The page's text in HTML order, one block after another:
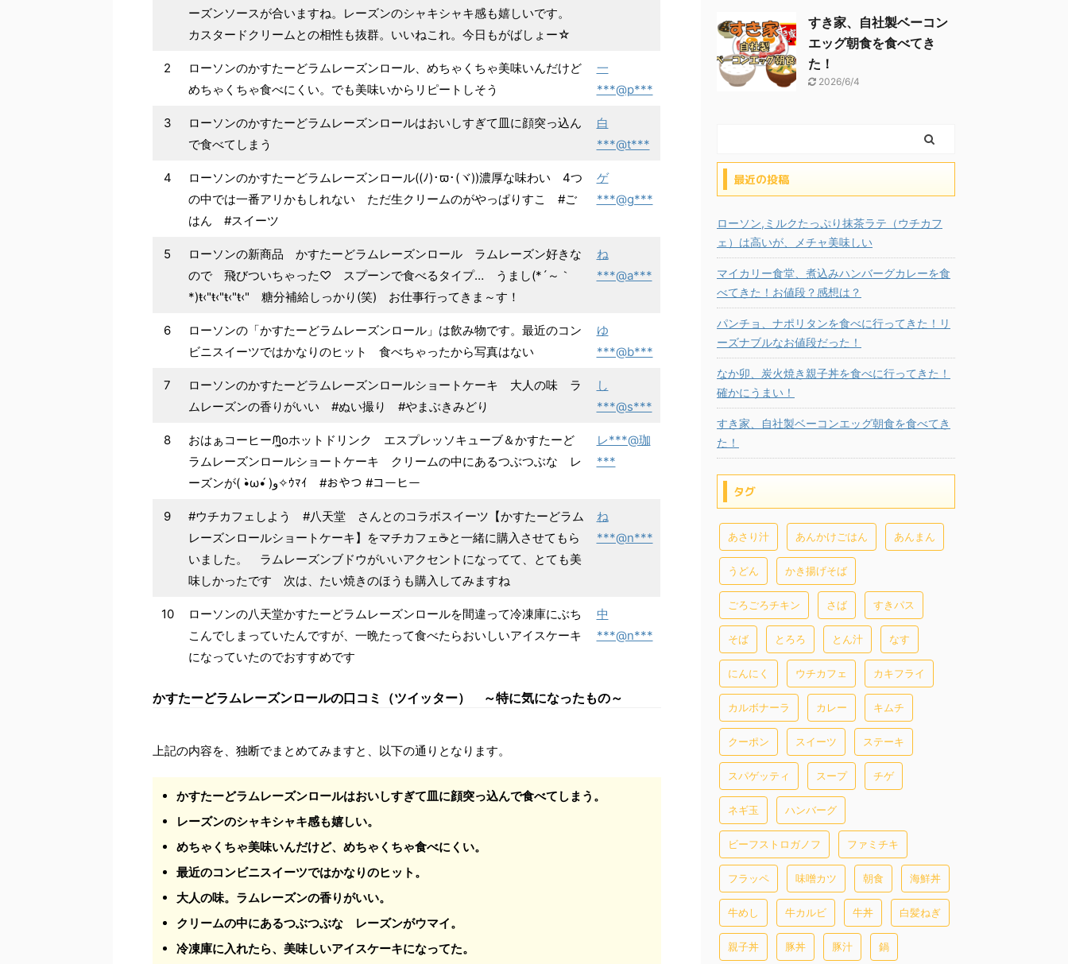
ーズンソースが合いますね。レーズンのシャキシャキ感も嬉しいです。
カスタードクリームとの相性も抜群。いいねこれ。今日もがばしょー☆
2
ローソンのかすたーどラムレーズンロール、めちゃくちゃ美味いんだけど
めちゃくちゃ食べにくい。でも美味いからリピートしそう
一
***@p***
3
ローソンのかすたーどラムレーズンロールはおいしすぎて皿に顔突っ込ん
で食べてしまう
白
***@t***
4
ローソンのかすたーどラムレーズンロール((ﾉ)･ϖ･(ヾ))濃厚な味わい 4つ
の中では一番アリかもしれない ただ生クリームのがやっぱりすこ #ご
はん #スイーツ
ゲ
***@g***
5
ローソンの新商品 かすたーどラムレーズンロール ラムレーズン好きな
ので 飛びついちゃった♡ スプーンで食べるタイプ… うまし(*´～｀
*)ŧ‹"ŧ‹"ŧ‹"ŧ‹" 糖分補給しっかり(笑) お仕事行ってきま～す！
ね
***@a***
6
ローソンの「かすたーどラムレーズンロール」は飲み物です。最近のコン
ビニスイーツではかなりのヒット 食べちゃったから写真はない
ゆ
***@b***
7
ローソンのかすたーどラムレーズンロールショートケーキ 大人の味 ラ
ムレーズンの香りがいい #ぬい撮り #やまぶきみどり
し
***@s***
8
おはぁコーヒーᙏ̤̫͚oホットドリンク エスプレッソキューブ＆かすたーど
ラムレーズンロールショートケーキ クリームの中にあるつぶつぶな レ
ーズンが( •̀ω•́ )و✧ｳﾏｲ #おやつ #コーヒー
レ***@珈
***
9
#ウチカフェしよう #八天堂 さんとのコラボスイーツ【かすたーどラム
レーズンロールショートケーキ】をマチカフェ☕と一緒に購入させてもら
いました。 ラムレーズンブドウがいいアクセントになってて、とても美
味しかったです 次は、たい焼きのほうも購入してみますね
ね
***@n***
10
ローソンの八天堂かすたーどラムレーズンロールを間違って冷凍庫にぶち
こんでしまっていたんですが、一晩たって食べたらおいしいアイスケーキ
になっていたのでおすすめです
中
***@n***
かすたーどラムレーズンロールの口コミ（ツイッター） ～特に気になったもの～
上記の内容を、独断でまとめてみますと、以下の通りとなります。
かすたーどラムレーズンロールはおいしすぎて皿に顔突っ込んで食べてしまう。
レーズンのシャキシャキ感も嬉しい。
めちゃくちゃ美味いんだけど、めちゃくちゃ食べにくい。
最近のコンビニスイーツではかなりのヒット。
大人の味。ラムレーズンの香りがいい。
クリームの中にあるつぶつぶな レーズンがウマイ。
冷凍庫に入れたら、美味しいアイスケーキになってた。
すき家、自社製ベーコン
エッグ朝食を食べてき
た！
2026/6/4
最近の投稿
ローソン,ミルクたっぷり抹茶ラテ（ウチカフ
ェ）は高いが、メチャ美味しい
マイカリー食堂、煮込みハンバーグカレーを食
べてきた！お値段？感想は？
パンチョ、ナポリタンを食べに行ってきた！リ
ーズナブルなお値段だった！
なか卯、炭火焼き親子丼を食べに行ってきた！
確かにうまい！
すき家、自社製ベーコンエッグ朝食を食べてき
た！
タグ
あさり汁 あんかけごはん あんまん
うどん かき揚げそば
ごろごろチキン さば すきパス
そば とろろ とん汁 なす
にんにく ウチカフェ カキフライ
カルボナーラ カレー キムチ
クーポン スイーツ ステーキ
スパゲッティ スープ チゲ
ネギ玉 ハンバーグ
ビーフストロガノフ ファミチキ
フラッペ 味噌カツ 朝食 海鮮丼
牛めし 牛カルビ 牛丼 白髪ねぎ
親子丼 豚丼 豚汁 鍋